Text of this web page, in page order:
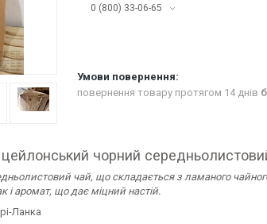
0 (800) 33-06-65
повернення товару протягом 14 днів
чорний
чай, що складається з ламаного
аромат, що дає міцний настій.
Ланка